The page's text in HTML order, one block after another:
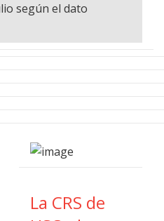
según el dato
La CRS de